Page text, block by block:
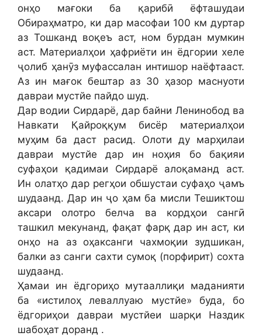
онҳо мағоки ба қарибӣ ёфташудаи
Обираҳматро, ки дар масофаи 100 км дуртар
аз Тошканд воқеъ аст, ном бурдан мумкин
аст. Материалҳои ҳафриёти ин ёдгории хеле
ҷолиб ҳанӯз муфассалан интишор наёфтааст.
Аз ин мағок бештар аз 30 ҳазор маснуоти
давраи мустйе пайдо шуд.
Дар водии Сирдарё, дар байни Ленинобод ва
Навкати Қайроққум бисёр материалҳои
муҳим ба даст расид. Олоти ду марҳилаи
давраи мустйе дар ин ноҳия бо бақияи
суфаҳои қадимаи Сирдарё алоқаманд аст.
Ин олатҳо дар регҳои обшустаи суфаҳо ҷамъ
шудаанд. Дар ин ҷо ҳам ба мисли Тешиктош
аксари олотро белча ва кордҳои сангӣ
ташкил мекунанд, фақат фарқ дар ин аст, ки
онҳо на аз оҳаксанги чахмоқии зудшикан,
балки аз санги сахти сумоқ (порфирит) сохта
шудаанд.
Ҳамаи ин ёдгориҳо мутааллиқи маданияти
ба «истилоҳ леваллуаю мустйе» буда, бо
ёдгориҳои давраи мустйеи шарқи Наздик
шабоҳат доранд .